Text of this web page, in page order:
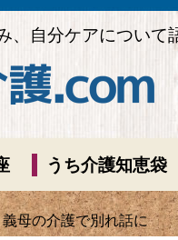
、自分ケアについて
うち介護知恵袋
母の介護で別れ話に